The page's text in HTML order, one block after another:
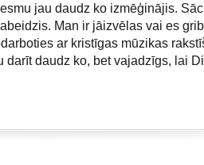
jau daudz ko izmēģinājis.
Man ir jāizvēlas vai es
ar kristīgas mūzikas
darīt daudz ko, bet vajadzīgs, lai